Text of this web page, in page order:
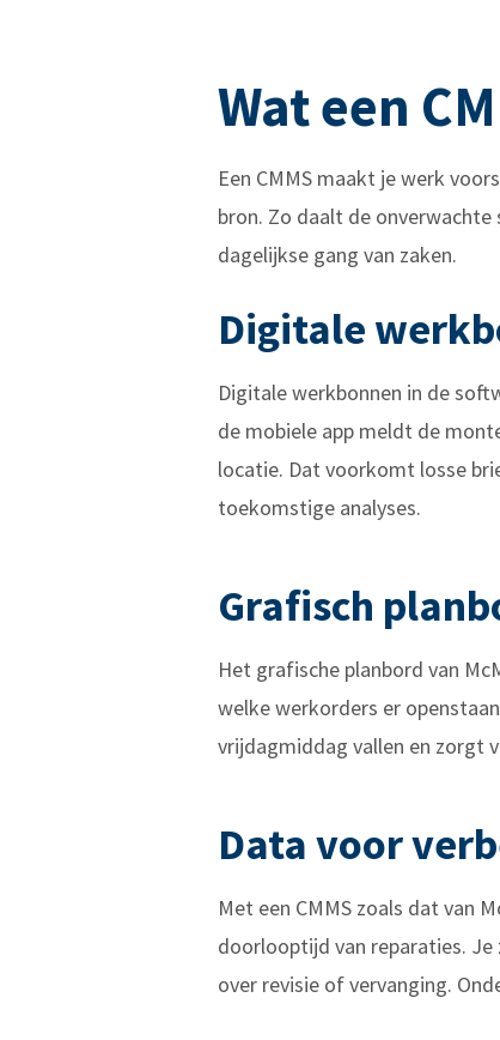
Wat een
Een CMMS maakt je werk
bron. Zo daalt de
dagelijkse gang van zaken.
Digitale
Digitale werkbonnen in de
de mobiele app meldt de
locatie. Dat voorkomt losse
toekomstige analyses.
Grafisch
Het grafische planbord van
welke werkorders er
vrijdagmiddag vallen en zorgt
Data voor
Met een CMMS zoals dat van
doorlooptijd van reparaties.
over revisie of vervanging.